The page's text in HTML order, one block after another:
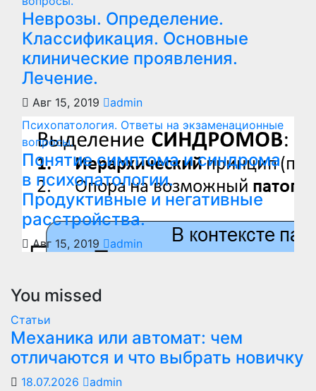
Неврозы. Определение.
Классификация. Основные
клинические проявления.
Лечение.
Авг 15, 2019
admin
Психопатология. Ответы на экзаменационные
вопросы.
Понятие симптома и синдрома
в психопатологии.
Продуктивные и негативные
расстройства.
Авг 15, 2019 admin
You missed
Статьи
Механика или автомат: чем
отличаются и что выбрать новичку
18.07.2026
admin